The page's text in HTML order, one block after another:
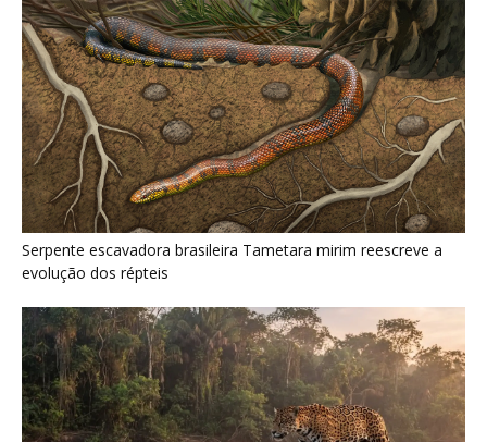
Como a majestosa onça pintada protege as margens dos rios
e sustenta o equilíbrio ecológico na floresta amazônica
Últimas noticias
Jacamim usa vocalização grave que